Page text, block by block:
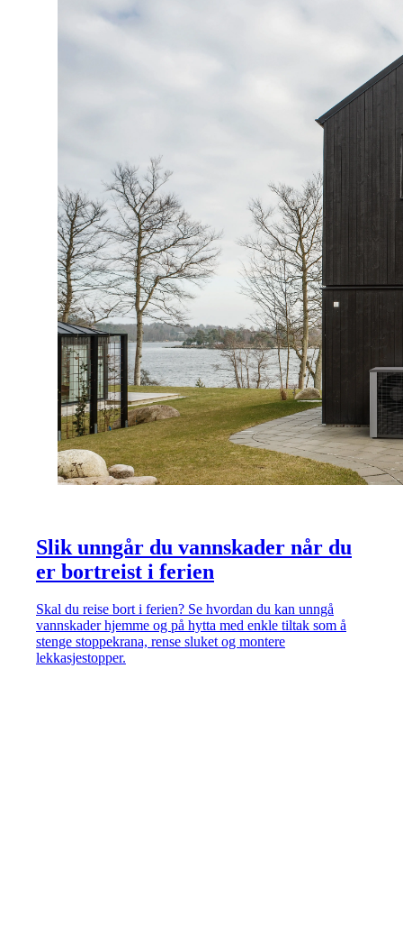
Slik unngår du vannskader når du
er bortreist i ferien
Skal du reise bort i ferien? Se hvordan du kan unngå
vannskader hjemme og på hytta med enkle tiltak som å
stenge stoppekrana, rense sluket og montere
lekkasjestopper.